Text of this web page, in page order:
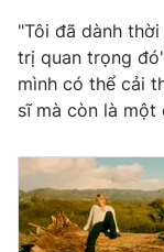
THỜI BÁO VTV
Theo dõi báo trên
"Tôi đã dành
trị quan trọng
mình có thể cải
sĩ mà còn là một